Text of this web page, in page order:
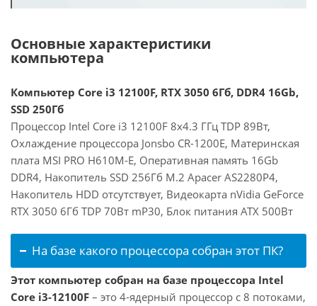
Основные характеристики
компьютера
Компьютер Core i3 12100F, RTX 3050 6Гб, DDR4 16Gb,
SSD 250Гб
Процессор Intel Core i3 12100F 8x4.3 ГГц TDP 89Вт,
Охлаждение процессора Jonsbo CR-1200E, Материнская
плата MSI PRO H610M-E, Оперативная память 16Gb
DDR4, Накопитель SSD 256Гб M.2 Apacer AS2280P4,
Накопитель HDD отсутствует, Видеокарта nVidia GeForce
RTX 3050 6Гб TDP 70Вт mP30, Блок питания ATX 500Вт
На базе какого процессора собран этот ПК?
Этот компьютер собран на базе процессора Intel
Core i3-12100F – это 4-ядерный процессор с 8 потоками,